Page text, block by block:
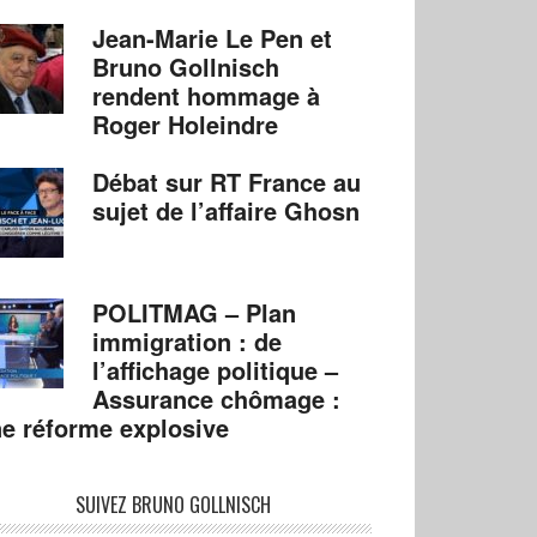
Jean-Marie Le Pen et
Bruno Gollnisch
rendent hommage à
Roger Holeindre
Débat sur RT France au
sujet de l’affaire Ghosn
POLITMAG – Plan
immigration : de
l’affichage politique –
Assurance chômage :
réforme explosive
SUIVEZ BRUNO GOLLNISCH